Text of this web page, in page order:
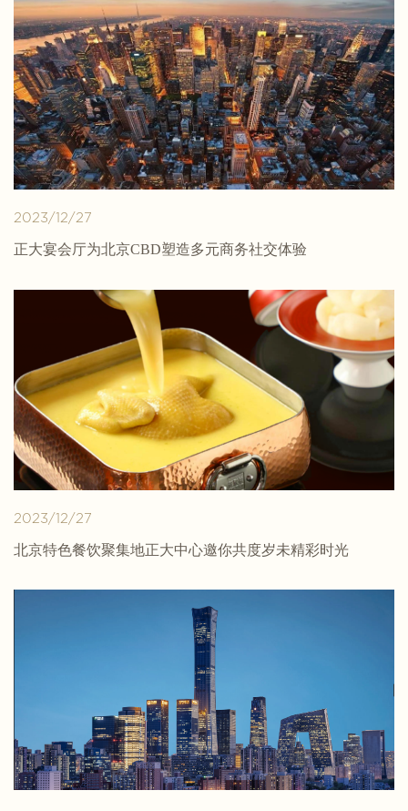
2023/12/27
正大宴会厅为北京CBD塑造多元商务社交体验
2023/12/27
北京特色餐饮聚集地正大中心邀你共度岁未精彩时光